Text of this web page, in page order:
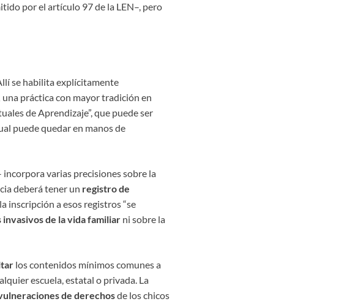
por el artículo 97 de la LEN–, pero
se habilita explícitamente
una práctica con mayor tradición en
de Aprendizaje”, que puede ser
puede quedar en manos de
incorpora varias precisiones sobre la
deberá tener un registro de
inscripción a esos registros “se
de la vida familiar ni sobre la
los contenidos mínimos comunes a
escuela, estatal o privada. La
de derechosde los chicos